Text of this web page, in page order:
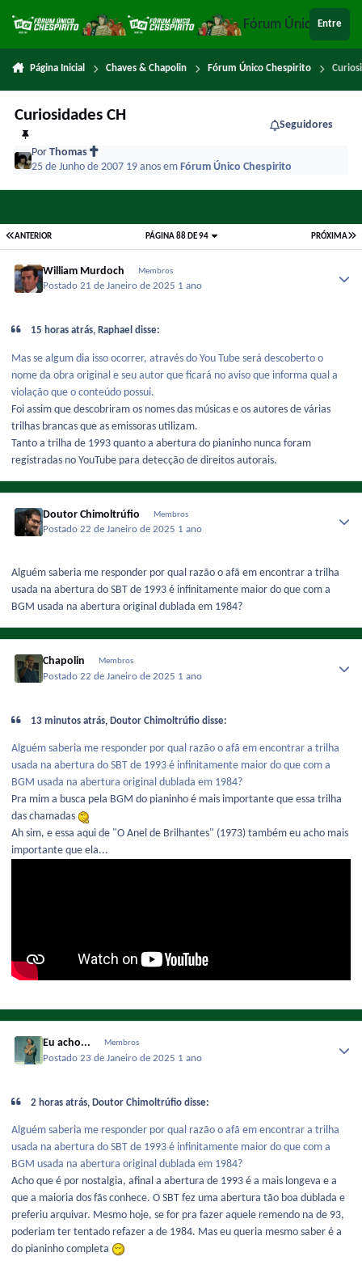
Fórum ÚnicoEntre
Página Inicial Chaves & Chapolin Fórum Único Chespirito
Curiosidades CH
Seguidores
PorThomas
25 de Junho de 2007 19 anosemFórum Único Chespirito
ANTERIOR PRÓXIMA
PÁGINA 88 DE 94
William Murdoch Membros
Postado21 de Janeiro de 2025 1 ano
15 horas atrás, Raphael disse:
Mas se algum dia isso ocorrer, através do You Tube será descoberto o
nome da obra original e seu autor que ficará no aviso que informa qual a
violação que o conteúdo possui.
Foi assim que descobriram os nomes das músicas e os autores de várias
trilhas brancas que as emissoras utilizam.
Tanto a trilha de 1993 quanto a abertura do pianinho nunca foram
registradas no YouTube para detecção de direitos autorais.
Doutor Chimoltrúfio Membros
Postado22 de Janeiro de 2025 1 ano
Alguém saberia me responder por qual razão o afã em encontrar a trilha
usada na abertura do SBT de 1993 é infinitamente maior do que com a
BGM usada na abertura original dublada em 1984?
Chapolin Membros
Postado22 de Janeiro de 2025 1 ano
13 minutos atrás, Doutor Chimoltrúfio disse:
Alguém saberia me responder por qual razão o afã em encontrar a trilha
usada na abertura do SBT de 1993 é infinitamente maior do que com a
BGM usada na abertura original dublada em 1984?
Pra mim a busca pela BGM do pianinho é mais importante que essa trilha
das chamadas
Ah sim, e essa aqui de "O Anel de Brilhantes" (1973) também eu acho mais
importante que ela...
Eu acho... Membros
Postado23 de Janeiro de 2025 1 ano
2 horas atrás, Doutor Chimoltrúfio disse:
Alguém saberia me responder por qual razão o afã em encontrar a trilha
usada na abertura do SBT de 1993 é infinitamente maior do que com a
BGM usada na abertura original dublada em 1984?
Acho que é por nostalgia, afinal a abertura de 1993 é a mais longeva e a
que a maioria dos fãs conhece. O SBT fez uma abertura tão boa dublada e
preferiu arquivar. Mesmo hoje, se for pra fazer aquele remendo na de 93,
poderiam ter tentado refazer a de 1984. Mas eu queria mesmo saber é a
do pianinho completa